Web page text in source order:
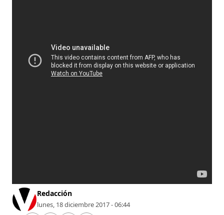
Redacción
lunes, 18 diciembre 2017 - 06:44